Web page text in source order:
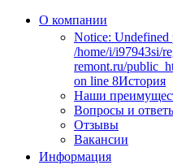
О компании
Notice: Undefined
/home/i/i97943si/
remont.ru/
on line 8История
Наши
Вопросы и
Отзывы
Вакансии
Информация